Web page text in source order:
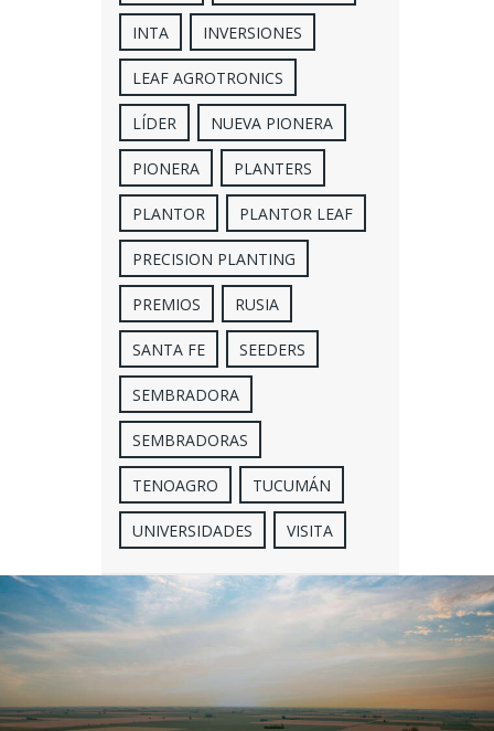
INTA INVERSIONES
LEAF AGROTRONICS
LÍDER NUEVA PIONERA
PIONERA PLANTERS
PLANTOR PLANTOR LEAF
PRECISION PLANTING
PREMIOS RUSIA
SANTA FE SEEDERS
SEMBRADORA
SEMBRADORAS
TENOAGRO TUCUMÁN
UNIVERSIDADES VISITA